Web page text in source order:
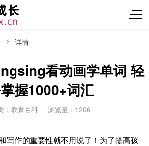
详情
看动画学单词 轻
握1000+词汇
： 教育百科 浏览量：1206
写作的重要性就不用说了！为了提高孩